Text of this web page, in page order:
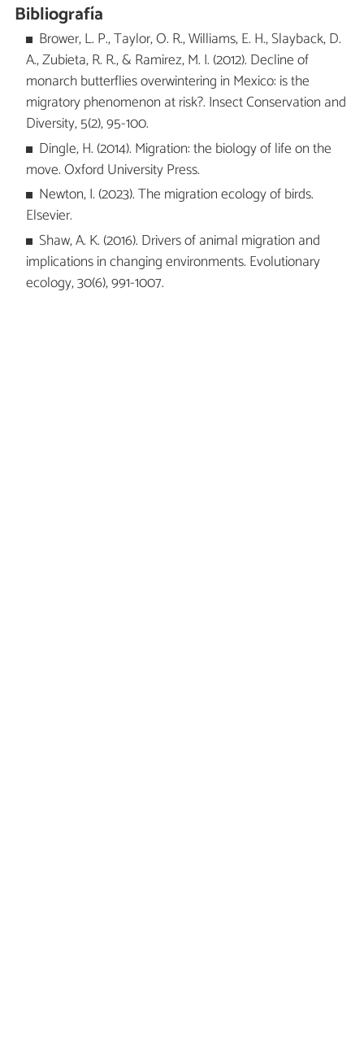
Bibliografía
Brower, L. P., Taylor, O. R., Williams, E. H., Slayback, D.
A., Zubieta, R. R., & Ramirez, M. I. (2012). Decline of
monarch butterflies overwintering in Mexico: is the
migratory phenomenon at risk?. Insect Conservation and
Diversity, 5(2), 95-100.
Dingle, H. (2014). Migration: the biology of life on the
move. Oxford University Press.
Newton, I. (2023). The migration ecology of birds.
Elsevier.
Shaw, A. K. (2016). Drivers of animal migration and
implications in changing environments. Evolutionary
ecology, 30(6), 991-1007.